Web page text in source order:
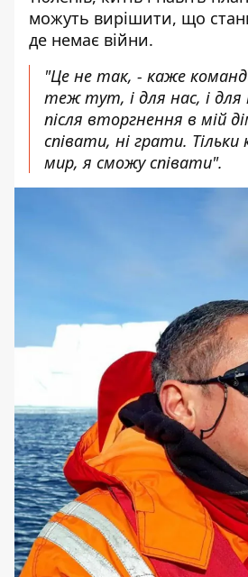
можуть вирішити, що
де немає війни.
"Це не так, - каже
теж тут, і для нас, і для
після вторгнення в мій
співати, ні грати. Тільки
мир, я сможу співати".